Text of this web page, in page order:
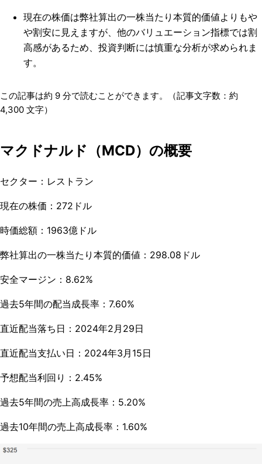
現在の株価は弊社算出の一株当たり本質的価値よりもや
や割安に見えますが、他のバリュエーション指標では割
高感があるため、投資判断には慎重な分析が求められま
す。
この記事は約 9 分で読むことができます。（記事文字数：約
4,300 文字）
マクドナルド（MCD）の概要
セクター：レストラン
現在の株価：272ドル
時価総額：1963億ドル
弊社算出の一株当たり本質的価値：298.08ドル
安全マージン：8.62%
過去5年間の配当成長率：7.60%
直近配当落ち日：2024年2月29日
直近配当支払い日：2024年3月15日
予想配当利回り：2.45%
過去5年間の売上高成長率：5.20%
過去10年間の売上高成長率：1.60%